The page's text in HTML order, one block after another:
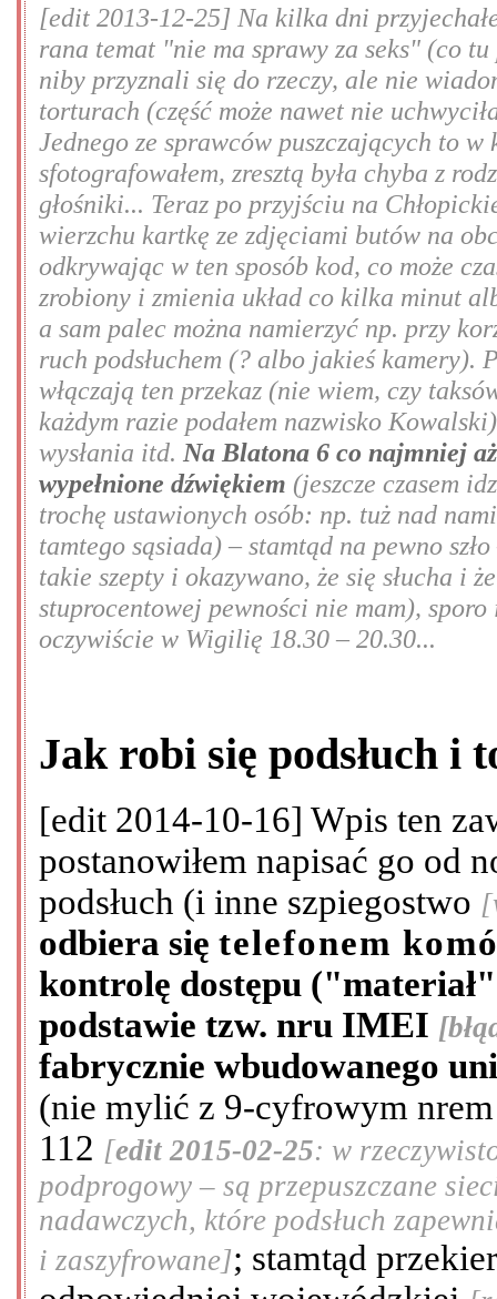
[edit 2013-12-25] Na kilka dni
rana temat "nie ma sprawy za seks" (co
niby przyznali się do rzeczy, ale nie
torturach (część może nawet nie
Jednego ze sprawców puszczających to
sfotografowałem, zresztą była chyba z
głośniki... Teraz po przyjściu na
wierzchu kartkę ze zdjęciami butów na
odkrywając w ten sposób kod, co może
zrobiony i zmienia układ co kilka minut
a sam palec można namierzyć np. przy
ruch podsłuchem (? albo jakieś kamery).
włączają ten przekaz (nie wiem, czy
każdym razie podałem nazwisko
wysłania itd. Na Blatona 6 co najmniej
wypełnione dźwiękiem (jeszcze czasem
trochę ustawionych osób: np. tuż nad
tamtego sąsiada) – stamtąd na pewno
takie szepty i okazywano, że się słucha i
stuprocentowej pewności nie mam),
oczywiście w Wigilię 18.30 – 20.30...
Jak robi się podsłuch i
[edit 2014-10-16] Wpis ten
postanowiłem napisać go od
podsłuch (i inne szpiegostwo
odbiera się telefonem
kontrolę dostępu
podstawie tzw. nru IMEI
fabrycznie wbudowanego
(nie mylić z 9-cyfrowym
112 [edit 2015-02-25: w
podprogowy – są przepuszczane
nadawczych, które podsłuch
i zaszyfrowane]; stamtąd